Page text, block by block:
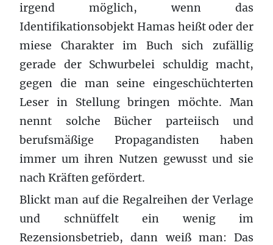
irgend möglich, wenn das
Identifikationsobjekt Hamas heißt oder der
miese Charakter im Buch sich zufällig
gerade der Schwurbelei schuldig macht,
gegen die man seine eingeschüchterten
Leser in Stellung bringen möchte. Man
nennt solche Bücher parteiisch und
berufsmäßige Propagandisten haben
immer um ihren Nutzen gewusst und sie
nach Kräften gefördert.
Blickt man auf die Regalreihen der Verlage
und schnüffelt ein wenig im
Rezensionsbetrieb, dann weiß man: Das